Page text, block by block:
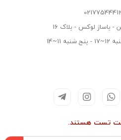
02177544412
پاساژ لوکس - پلاک 16